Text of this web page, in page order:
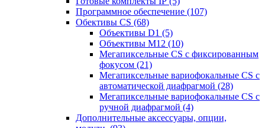
Программное обеспечение (107)
Обективы CS (68)
Объективы D1 (5)
Объективы M12 (10)
Мегапиксельные CS c фиксированным
фокусом (21)
Мегапиксельные вариофокальные CS c
автоматической диафрагмой (28)
Мегапиксельные вариофокальные CS c
ручной диафрагмой (4)
Дополнительные аксессуары, опции,